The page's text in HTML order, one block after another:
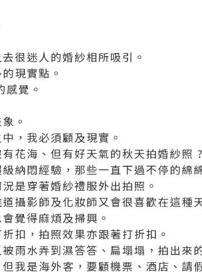
很迷人的婚紗相所吸引。
現實點。
覺。
。
，我必須顧及現實。
花海、但有好天氣的秋天拍婚紗照 ?
納悶經驗，那些一直下過不停的綿
是穿著婚紗禮服外出拍照。
攝影師及化妝師又會很喜歡在這種
覺得麻煩及掃興。
扣，拍照效果亦跟著打折扣。
雨水弄到濕答答、扁塌塌，拍出來
我是海外客，要顧機票、酒店、請